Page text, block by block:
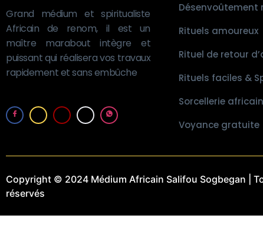
Grand médium et spiritualiste
Africain de renom, il est un
maître marabout intègre et
puissant qui réalisera vos travaux
rapidement et sans embûche
Désenvoûtement
Rituels amoureux
Rituel de retour
Rituels faciles &
Sorcellerie
Voyance gratuite
Copyright © 2024 Médium Africain Salifou Sogbegan |
réservés